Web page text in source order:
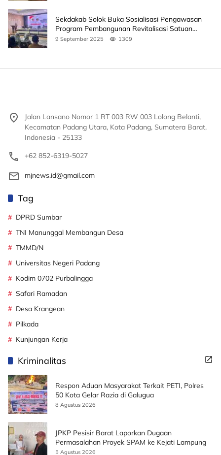
Sekdakab Solok Buka Sosialisasi Pengawasan
Program Pembangunan Revitalisasi Satuan
Pendidikan
9 September 2025 1309
Jalan Lansano Nomor 1 RT 003 RW 003 Lolong Belanti,
Kecamatan Padang Utara, Kota Padang, Sumatera Barat,
Indonesia - 25133
+62 852-6319-5027
mjnews.id@gmail.com
Tag
DPRD Sumbar
TNI Manunggal Membangun Desa
TMMD/N
Universitas Negeri Padang
Kodim 0702 Purbalingga
Safari Ramadan
Desa Krangean
Pilkada
Kunjungan Kerja
Kriminalitas
Respon Aduan Masyarakat Terkait PETI, Polres
50 Kota Gelar Razia di Galugua
8 Agustus 2026
JPKP Pesisir Barat Laporkan Dugaan
Permasalahan Proyek SPAM ke Kejati Lampung
5 Agustus 2026